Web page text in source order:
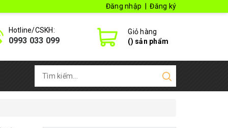
Đăng nhập Đăng ký
Hotline/CSKH:
0993 033 099
Giỏ hàng
() sản phẩm